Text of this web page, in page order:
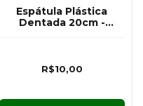
Espátula Plástica
Dentada 20cm -
R$10,00